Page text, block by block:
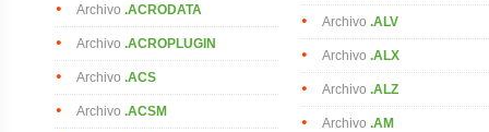
Archivo .ACRODATA
Archivo .ACROPLUGIN
Archivo .ACS
Archivo .ACSM
Archivo .ALV
Archivo .ALX
Archivo .ALZ
Archivo .AM